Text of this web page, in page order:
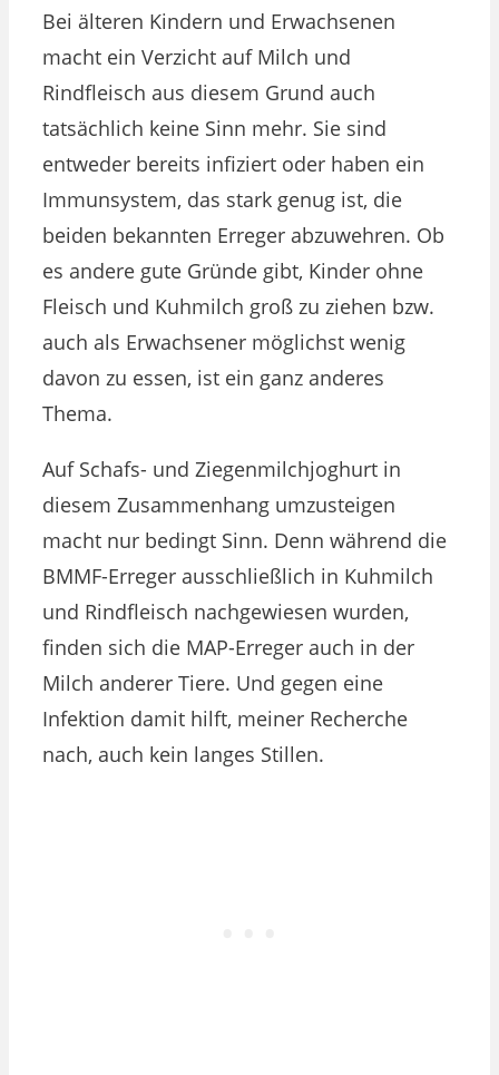
Bei älteren Kindern und Erwachsenen
macht ein Verzicht auf Milch und
Rindfleisch aus diesem Grund auch
tatsächlich keine Sinn mehr. Sie sind
entweder bereits infiziert oder haben ein
Immunsystem, das stark genug ist, die
beiden bekannten Erreger abzuwehren. Ob
es andere gute Gründe gibt, Kinder ohne
Fleisch und Kuhmilch groß zu ziehen bzw.
auch als Erwachsener möglichst wenig
davon zu essen, ist ein ganz anderes
Thema.
Auf Schafs- und Ziegenmilchjoghurt in
diesem Zusammenhang umzusteigen
macht nur bedingt Sinn. Denn während die
BMMF-Erreger ausschließlich in Kuhmilch
und Rindfleisch nachgewiesen wurden,
finden sich die MAP-Erreger auch in der
Milch anderer Tiere. Und gegen eine
Infektion damit hilft, meiner Recherche
nach, auch kein langes Stillen.